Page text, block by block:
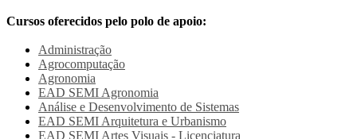
Cursos oferecidos pelo polo de apoio:
Administração
Agrocomputação
Agronomia
EAD SEMI Agronomia
Análise e Desenvolvimento de Sistemas
EAD SEMI Arquitetura e Urbanismo
EAD SEMI Artes Visuais - Licenciatura